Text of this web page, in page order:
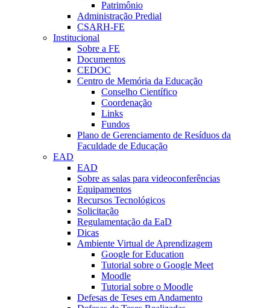
Patrimônio
Administração Predial
CSARH-FE
Institucional
Sobre a FE
Documentos
CEDOC
Centro de Memória da Educação
Conselho Científico
Coordenação
Links
Fundos
Plano de Gerenciamento de Resíduos da
Faculdade de Educação
EAD
EAD
Sobre as salas para videoconferências
Equipamentos
Recursos Tecnológicos
Solicitação
Regulamentação da EaD
Dicas
Ambiente Virtual de Aprendizagem
Google for Education
Tutorial sobre o Google Meet
Moodle
Tutorial sobre o Moodle
Defesas de Teses em Andamento